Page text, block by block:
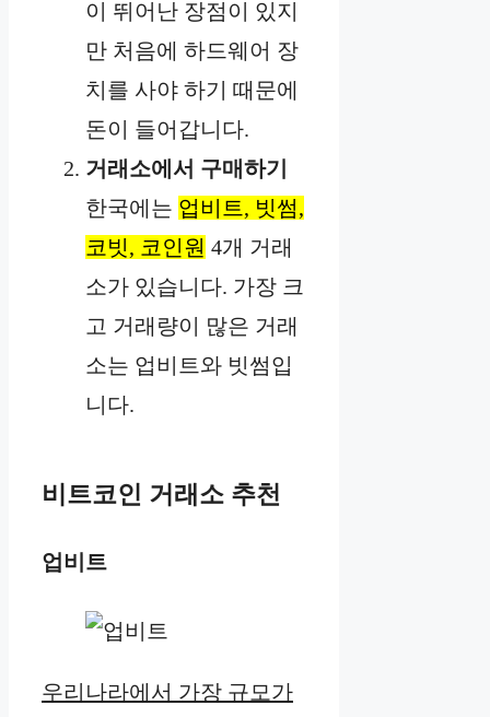
이 뛰어난 장점이 있지
만 처음에 하드웨어 장
치를 사야 하기 때문에
돈이 들어갑니다.
거래소에서 구매하기
한국에는 업비트, 빗썸,
코빗, 코인원 4개 거래
소가 있습니다. 가장 크
고 거래량이 많은 거래
소는 업비트와 빗썸입
니다.
비트코인 거래소 추천
업비트
우리나라에서 가장 규모가